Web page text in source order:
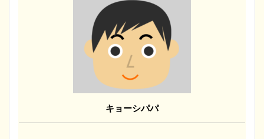
キョーシパパ